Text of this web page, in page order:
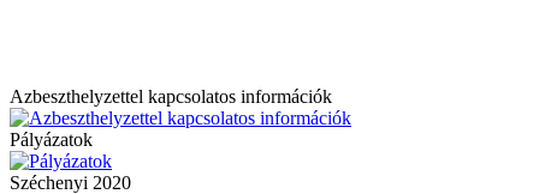
Azbeszthelyzettel kapcsolatos információk
Pályázatok
Széchenyi 2020